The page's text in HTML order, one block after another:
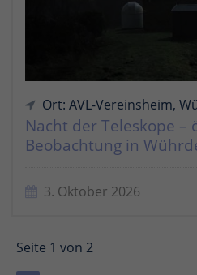
Ort: AVL-Vereinsheim,
Nacht der Teleskope –
Beobachtung in
3. Oktober 2026
Seite 1 von 2